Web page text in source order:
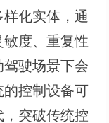
化实体，通
度、重复性
驶场景下会
控制设备可
突破传统控